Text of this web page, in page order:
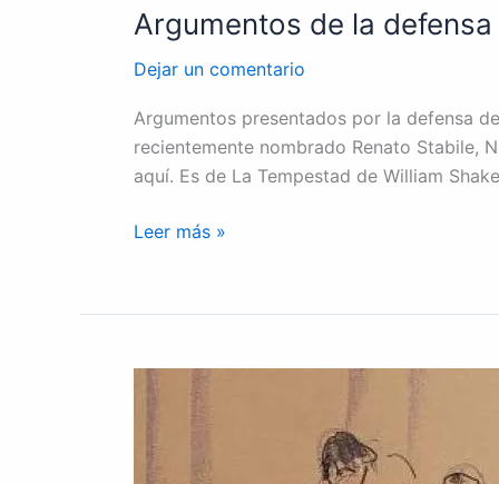
Argumentos de la defensa
Dejar un comentario
Argumentos presentados por la defensa
recientemente nombrado Renato Stabile,
aquí. Es de La Tempestad de William
Leer más »
Inicia
día